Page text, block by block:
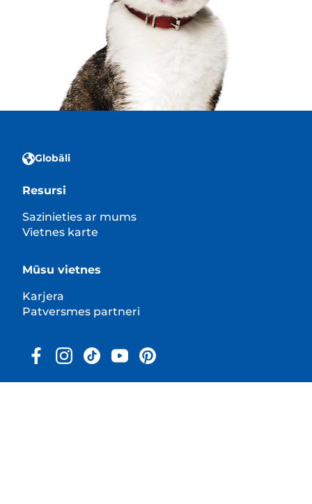
Globāli
Resursi
Sazinieties ar mums
Vietnes karte
Mūsu vietnes
Karjera
Patversmes partneri